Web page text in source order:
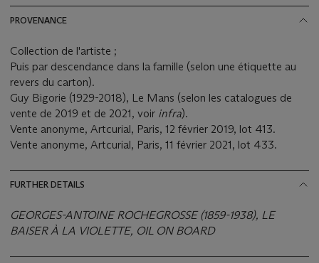
PROVENANCE
Collection de l'artiste ;
Puis par descendance dans la famille (selon une étiquette au
revers du carton).
Guy Bigorie (1929-2018), Le Mans (selon les catalogues de
vente de 2019 et de 2021, voir infra).
Vente anonyme, Artcurial, Paris, 12 février 2019, lot 413.
Vente anonyme, Artcurial, Paris, 11 février 2021, lot 433.
FURTHER DETAILS
GEORGES-ANTOINE ROCHEGROSSE (1859-1938), LE
BAISER À LA VIOLETTE, OIL ON BOARD